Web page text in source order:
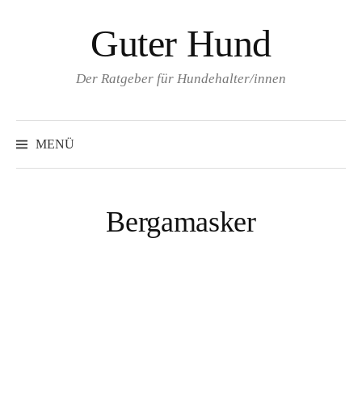
Guter Hund
Der Ratgeber für Hundehalter/innen
MENÜ
Bergamasker